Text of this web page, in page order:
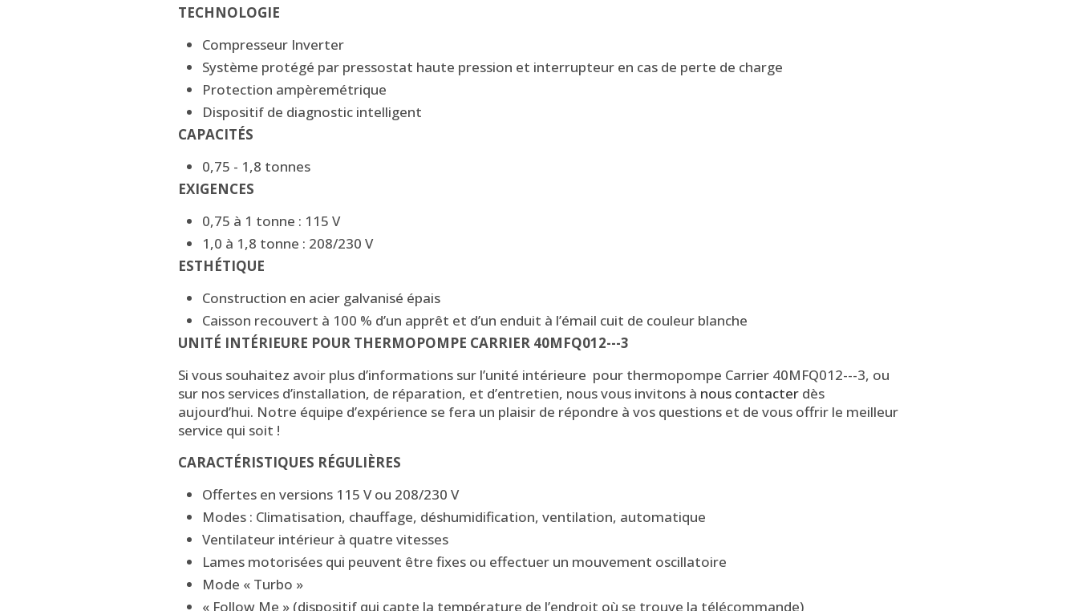
TECHNOLOGIE
Compresseur Inverter
Système protégé par pressostat haute pression et interrupteur en cas de perte de charge
Protection ampèremétrique
Dispositif de diagnostic intelligent
CAPACITÉS
0,75 - 1,8 tonnes
EXIGENCES
0,75 à 1 tonne : 115 V
1,0 à 1,8 tonne : 208/230 V
ESTHÉTIQUE
Construction en acier galvanisé épais
Caisson recouvert à 100 % d’un apprêt et d’un enduit à l’émail cuit de couleur blanche
UNITÉ INTÉRIEURE POUR THERMOPOMPE CARRIER 40MFQ012---3
Si vous souhaitez avoir plus d’informations sur l’unité intérieure pour thermopompe Carrier 40MFQ012---3, ou
sur nos services d’installation, de réparation, et d’entretien, nous vous invitons à nous contacter dès
aujourd’hui. Notre équipe d’expérience se fera un plaisir de répondre à vos questions et de vous offrir le meilleur
service qui soit !
CARACTÉRISTIQUES RÉGULIÈRES
Offertes en versions 115 V ou 208/230 V
Modes : Climatisation, chauffage, déshumidification, ventilation, automatique
Ventilateur intérieur à quatre vitesses
Lames motorisées qui peuvent être fixes ou effectuer un mouvement oscillatoire
Mode « Turbo »
« Follow Me » (dispositif qui capte la température de l’endroit où se trouve la télécommande)